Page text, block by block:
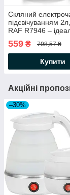
Скляний
підсвічуванням
RAF R7946 –
вибір для вашої
Електричний
дисковий
559 ₴ 798,57 ₴
Купити
Акційні
–30%